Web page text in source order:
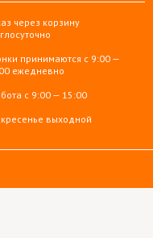
через корзину
принимаются с 9:00 —
ежедневно
с 9:00 — 15:00
выходной